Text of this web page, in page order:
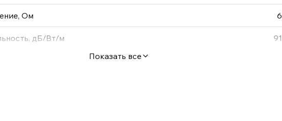
Ом 6
дБ/Вт/м
91
Показать все